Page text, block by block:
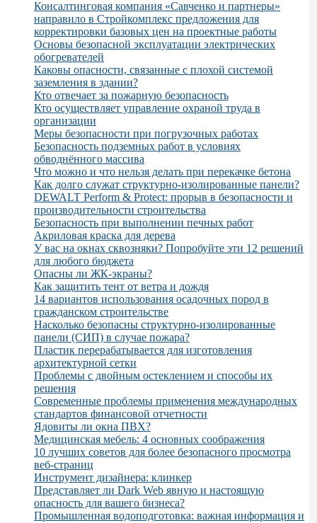
Консалтинговая компания «Савченко и партнеры»
направило в Стройкомплекс предложения для
корректировки базовых цен на проектные работы
Основы безопасной эксплуатации электрических
обогревателей
Каковы опасности, связанные с плохой системой
заземления в здании?
Кто отвечает за пожарную безопасность
Кто осуществляет управление охраной труда в
организации
Меры безопасности при погрузочных работах
Безопасность подземных работ в условиях
обводнённого массива
Что можно и что нельзя делать при перекачке бетона
Как долго служат структурно-изолированные панели?
DEWALT Perform & Protect: прорыв в безопасности и
производительности строительства
Безопасность при выполнении печных работ
Акриловая краска для дерева
У вас на окнах сквозняки? Попробуйте эти 12 решений
для любого бюджета
Опасны ли ЖК-экраны?
Как защитить тент от ветра и дождя
14 вариантов использования осадочных пород в
гражданском строительстве
Насколько безопасны структурно-изолированные
панели (СИП) в случае пожара?
Пластик перерабатывается для изготовления
архитектурной сетки
Проблемы с двойным остеклением и способы их
решения
Современные проблемы применения международных
стандартов финансовой отчетности
Ядовиты ли окна ПВХ?
Медицинская мебель: 4 основных соображения
10 лучших советов для более безопасного просмотра
веб-страниц
Инструмент дизайнера: клинкер
Представляет ли Dark Web явную и настоящую
опасность для вашего бизнеса?
Промышленная водоподготовка: важная информация и